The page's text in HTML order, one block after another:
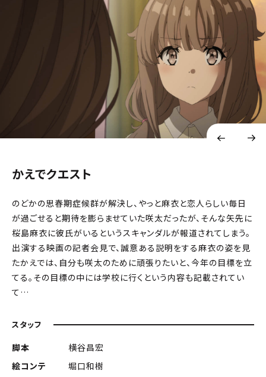
かえでクエスト
のどかの思春期症候群が解決し、やっと麻衣と恋人らしい毎日
が過ごせると期待を膨らませていた咲太だったが、そんな矢先に
桜島麻衣に彼氏がいるというスキャンダルが報道されてしまう。
出演する映画の記者会見で、誠意ある説明をする麻衣の姿を見
たかえでは、自分も咲太のために頑張りたいと、今年の目標を立
てる。その目標の中には学校に行くという内容も記載されてい
て…
スタッフ
脚本
横谷昌宏
絵コンテ
堀口和樹